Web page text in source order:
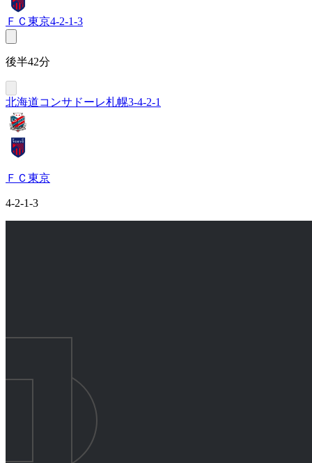
ＦＣ東京4-2-1-3
後半42分
北海道コンサドーレ札幌3-4-2-1
ＦＣ東京
4-2-1-3